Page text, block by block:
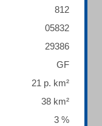
812
05832
29386
GF
21 p. km²
38 km²
3 %